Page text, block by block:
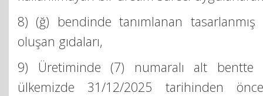
8) (ğ) bendinde tanımlanan tasarlanmış
oluşan gıdaları,
9) Üretiminde (7) numaralı alt bentte
ülkemizde 31/12/2025 tarihinden